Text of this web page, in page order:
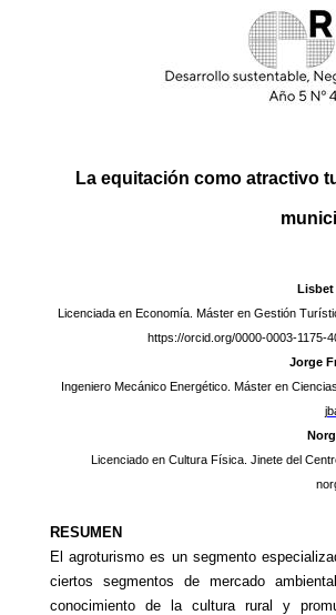
La equitación como atractivo
Lisbet
Licenciada en Economía. Máster en Gestión
https://orcid.org/0000-0003-1175-
Jorge
Ingeniero Mecánico Energético. Máster en
Licenciado en Cultura Física. Jinete del
RESUMEN
El agroturismo es un segmento
ciertos segmentos de mercado
conocimiento de la cultura rural y